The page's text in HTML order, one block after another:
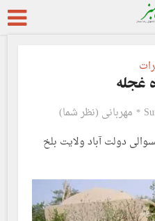
غجله
مهربانی (نظر شما)
دولت آباد ولایت بلخ